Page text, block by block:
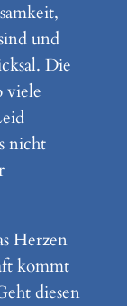
und
Die
viele
nicht
Herzen
kommt
diesen